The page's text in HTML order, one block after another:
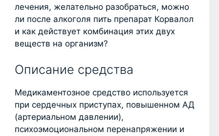
лечения, желательно разобраться, можно
ли после алкоголя пить препарат Корвалол
и как действует комбинация этих двух
веществ на организм?
Описание средства
Медикаментозное средство используется
при сердечных приступах, повышенном АД
(артериальном давлении),
психоэмоциональном перенапряжении и